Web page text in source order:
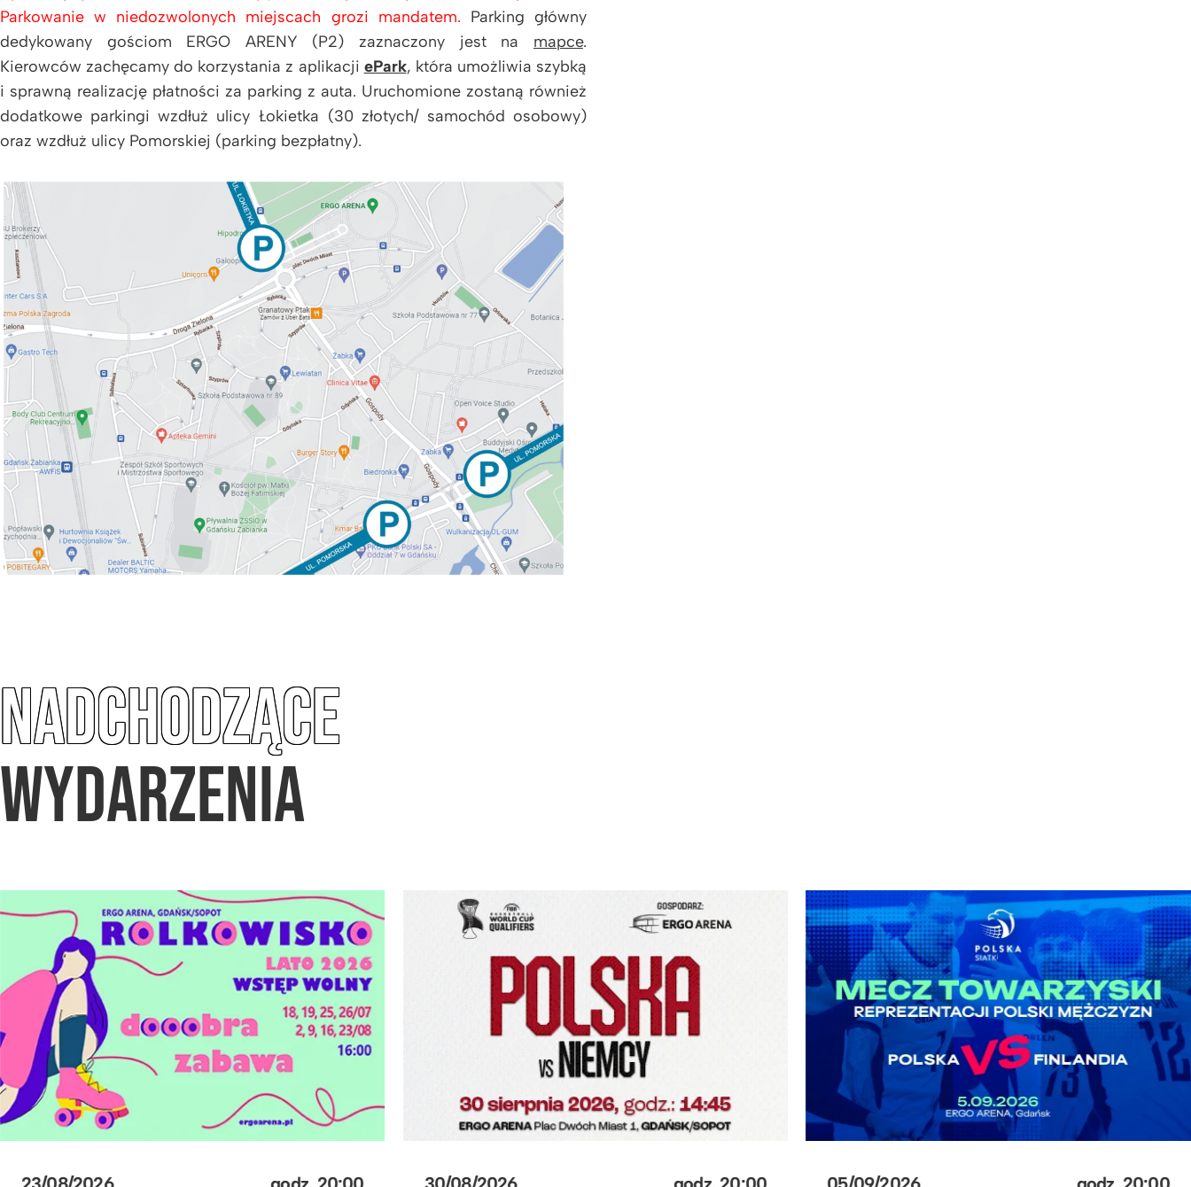
Parkowanie w niedozwolonych miejscach grozi mandatem. Parking główny
dedykowany gościom ERGO ARENY (P2) zaznaczony jest na mapce.
Kierowców zachęcamy do korzystania z aplikacji ePark, która umożliwia szybką
i sprawną realizację płatności za parking z auta. Uruchomione zostaną również
dodatkowe parkingi wzdłuż ulicy Łokietka (30 złotych/ samochód osobowy)
oraz wzdłuż ulicy Pomorskiej (parking bezpłatny).
NADCHODZĄCE
WYDARZENIA